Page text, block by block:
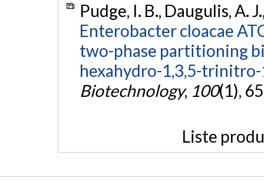
Pudge, I. B., Daugulis, A.
Enterobacter cloacae
two-phase partitioning
hexahydro-1,3,5-
Biotechnology, 100(1),
Liste